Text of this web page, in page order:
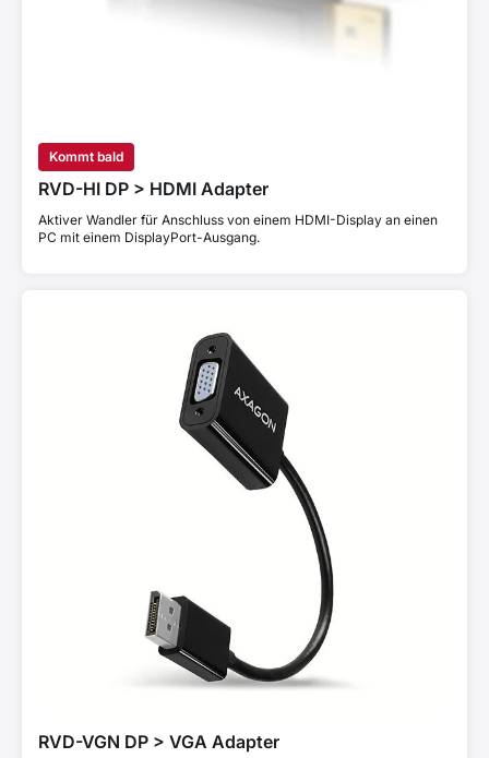
Kommt bald
RVD-HI DP > HDMI Adapter
Aktiver Wandler für Anschluss von einem HDMI-Display an einen
PC mit einem DisplayPort-Ausgang.
RVD-VGN DP > VGA Adapter